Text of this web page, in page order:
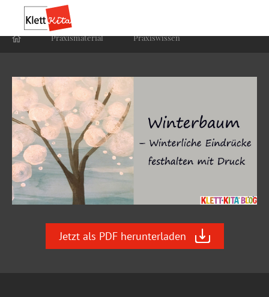
Praxis­material Praxis­wissen
Jetzt als PDF herunterladen